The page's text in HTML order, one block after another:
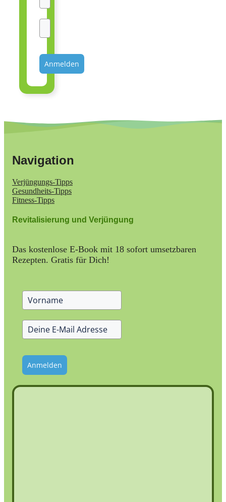
Anmelden
Navigation
Verjüngungs-Tipps
Gesundheits-Tipps
Fitness-Tipps
Revitalisierung und Verjüngung
Das kostenlose E-Book mit 18 sofort umsetzbaren
Rezepten. Gratis für Dich!
Anmelden